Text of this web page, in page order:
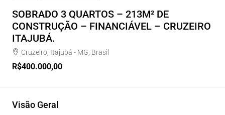
SOBRADO 3 QUARTOS – 213M² DE
CONSTRUÇÃO – FINANCIÁVEL – CRUZEIRO
ITAJUBÁ.
Cruzeiro, Itajubá - MG, Brasil
R$400.000,00
Visão Geral